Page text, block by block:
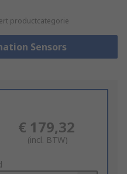
productcategorie
Sensors
€ 179,32
(incl. BTW)